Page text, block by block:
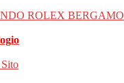
ROLEX BERGAMO